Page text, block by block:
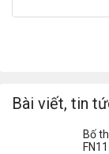
Bài viết, tin
Bố